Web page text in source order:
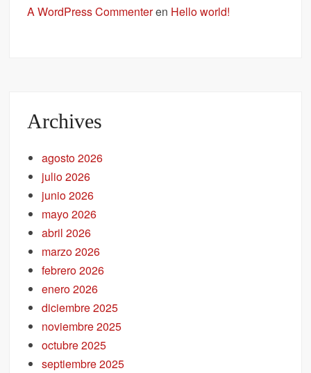
A WordPress Commenteren Hello world!
Archives
agosto 2026
julio 2026
junio 2026
mayo 2026
abril 2026
marzo 2026
febrero 2026
enero 2026
diciembre 2025
noviembre 2025
octubre 2025
septiembre 2025